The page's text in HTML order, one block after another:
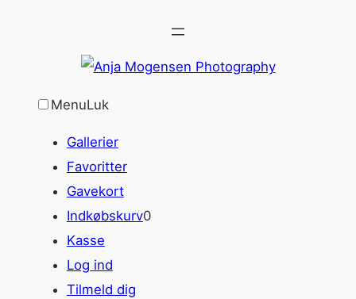
MenuLuk
Gallerier
Favoritter
Gavekort
Indkøbskurv0
Kasse
Log ind
Tilmeld dig